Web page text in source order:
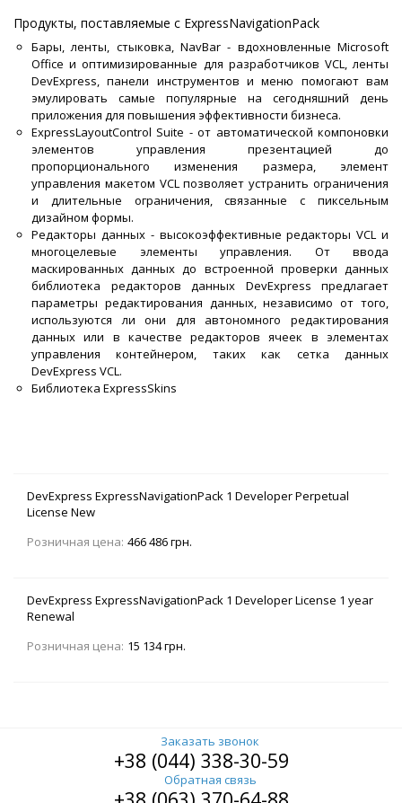
Продукты, поставляемые с ExpressNavigationPack
Бары, ленты, стыковка, NavBar - вдохновленные Microsoft
Office и оптимизированные для разработчиков VCL, ленты
DevExpress, панели инструментов и меню помогают вам
эмулировать самые популярные на сегодняшний день
приложения для повышения эффективности бизнеса.
ExpressLayoutControl Suite - от автоматической компоновки
элементов управления презентацией до
пропорционального изменения размера, элемент
управления макетом VCL позволяет устранить ограничения
и длительные ограничения, связанные с пиксельным
дизайном формы.
Редакторы данных - высокоэффективные редакторы VCL и
многоцелевые элементы управления. От ввода
маскированных данных до встроенной проверки данных
библиотека редакторов данных DevExpress предлагает
параметры редактирования данных, независимо от того,
используются ли они для автономного редактирования
данных или в качестве редакторов ячеек в элементах
управления контейнером, таких как сетка данных
DevExpress VCL.
Библиотека ExpressSkins
DevExpress ExpressNavigationPack 1 Developer Perpetual
License New
Розничная цена: 466 486 грн.
DevExpress ExpressNavigationPack 1 Developer License 1 year
Renewal
Розничная цена: 15 134 грн.
Заказать звонок
+38 (044) 338-30-59
Обратная связь